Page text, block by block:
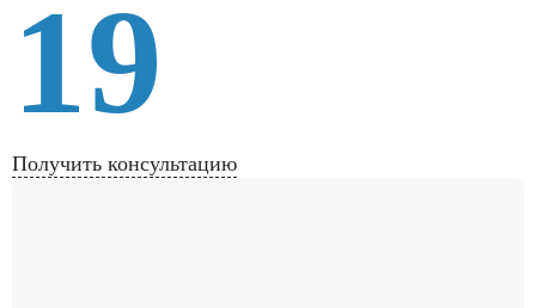
19
Получить консультацию